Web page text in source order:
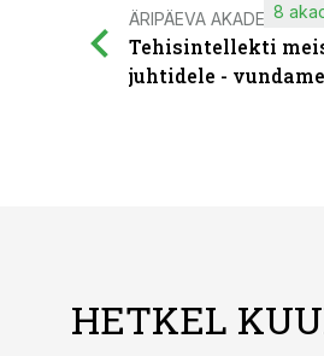
ÄRIPÄEVA AKADEEMIA
Tehisintellekti
juhtidele -
8
HETKEL